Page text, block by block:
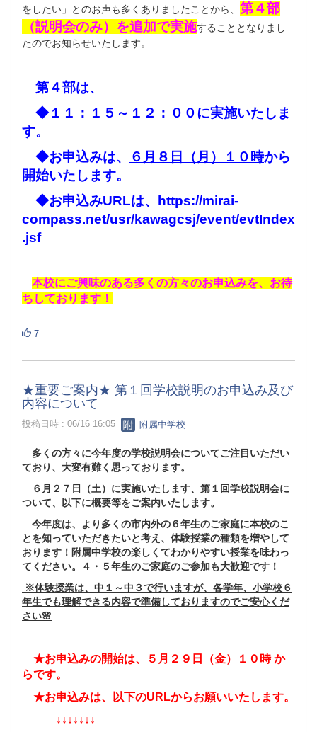
をしたい」とのお声も多くありましたことから、 第４部
（説明会のみ）を追加で実施することとなりまし
たのでお知らせいたします。
第４部は、
◆１１：１５～１２：００に実施いたしま
す。
◆お申込みは、
６月８日（月）１０時から
開始いたします。
◆お申込みURLは、
https://mirai-
compass.net/usr/kawagcsj/event/evtIndex
.jsf
本校にご興味のある多くの方々のお申込みを、お待
ちしております！
7
★重要ご案内★ 第１回学校説明のお申込み及び
内容について
投稿日時 : 06/16 16:05 附属中学校
多くの方々に今年度の学校説明会についてご注目いただい
ており、大変有難く思っております。
６月２７日（土）に実施いたします、第１回学校説明会に
ついて、以下に概要等をご案内いたします。
今年度は、より多くの市内外の６年生のご家庭に本校のこ
とを知っていただきたいと考え、体験授業の種類を増やして
おります！附属中学校の楽しくてわかりやすい授業を味わっ
てください。４・５年生のご家庭のご参加も大歓迎です！
※体験授業は、中１～中３で行いますが、各学年、小学校６
年生でも理解できる内容で準備しておりますのでご安心くだ
さい🌸
★お申込みの開始は、５月２９日（金）１０時 か
らです。
★お申込みは、以下のURLからお願いいたします。
↓↓↓↓↓↓↓